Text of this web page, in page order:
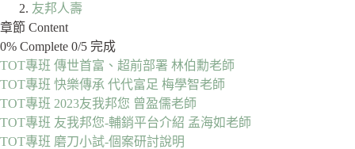
友邦人壽
章節 Content
0% Complete 0/5 完成
TOT專班 傳世首富、超前部署 林伯勳老師
TOT專班 快樂傳承 代代富足 梅學智老師
TOT專班 2023友我邦您 曾盈儒老師
TOT專班 友我邦您-輔銷平台介紹 孟海如老師
TOT專班 磨刀小試-個案研討說明